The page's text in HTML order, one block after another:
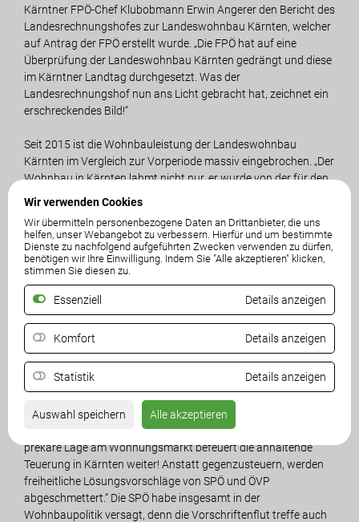
Wir verwenden Cookies
Wir übermitteln personenbezogene Daten an Drittanbieter, die uns
helfen, unser Webangebot zu verbessern. Hierfür und um bestimmte
Dienste zu nachfolgend aufgeführten Zwecken verwenden zu dürfen,
benötigen wir Ihre Einwilligung. Indem Sie "Alle akzeptieren" klicken,
stimmen Sie diesen zu.
Essenziell Details anzeigen
Komfort Details anzeigen
Statistik Details anzeigen
Auswahl speichern Alle akzeptieren
Kärntner FPÖ-Chef Klubobmann Erwin Angerer den Bericht des
Landesrechnungshofes zur Landeswohnbau Kärnten, welcher
auf Antrag der FPÖ erstellt wurde. „Die FPÖ hat auf eine
Überprüfung der Landeswohnbau Kärnten gedrängt und diese
im Kärntner Landtag durchgesetzt. Was der
Landesrechnungshof nun ans Licht gebracht hat, zeichnet ein
erschreckendes Bild!“
Seit 2015 ist die Wohnbauleistung der Landeswohnbau
Kärnten im Vergleich zur Vorperiode massiv eingebrochen. „Der
Wohnbau in Kärnten lahmt nicht nur, er wurde von der für den
Wohnbau verantwortlichen SPÖ-Referentin Gaby Schaunig
insgesamt 2.992 Wohnungen erstbezogen wurden, waren es
von 2015 bis 2024 nur noch 1.057 Wohnungen, das ist ein
historisches Minus von rund 65 Prozent! Diese Zahlen kann
jüngsten Daten der Statistik Austria wissen: Kärnten kommt
bei den Neubauten nicht vom Fleck und ist nur mehr Vorletzter
unter allen Bundesländern“, so Angerer.
Der FPÖ-Chef weiter: „Fast gebetsmühlenartig weisen wir seit
Jahren auf den Stillstand im sozialen Wohnbau hin. Dazu
freigegeben sind, aber nicht gebaut wurden. Diese Wohnungen
fehlen am Markt, das treibt die Mieten weiter nach oben – die
prekäre Lage am Wohnungsmarkt befeuert die anhaltende
Teuerung in Kärnten weiter! Anstatt gegenzusteuern, werden
freiheitliche Lösungsvorschläge von SPÖ und ÖVP
abgeschmettert.“ Die SPÖ habe insgesamt in der
Wohnbaupolitik versagt, denn die Vorschriftenflut treffe auch